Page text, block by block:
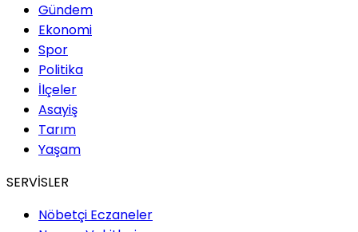
Gündem
Ekonomi
Spor
Politika
İlçeler
Asayiş
Tarım
Yaşam
SERVİSLER
Nöbetçi Eczaneler